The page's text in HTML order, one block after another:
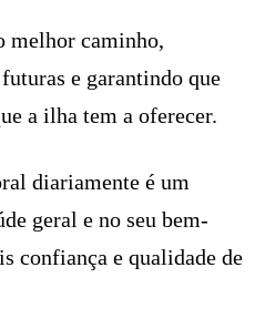
melhor caminho,
e garantindo que
a ilha tem a oferecer.
diariamente é um
geral e no seu bem-
confiança e qualidade de